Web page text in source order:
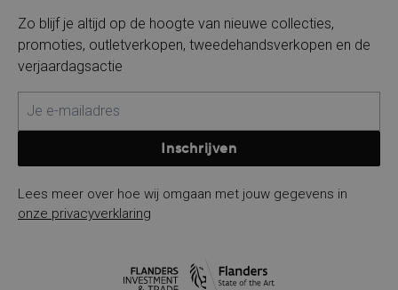
Zo blijf je altijd op de hoogte van nieuwe collecties,
promoties, outletverkopen, tweedehandsverkopen en de
verjaardagsactie
Inschrijven
Lees meer over hoe wij omgaan met jouw gegevens in
onze privacyverklaring